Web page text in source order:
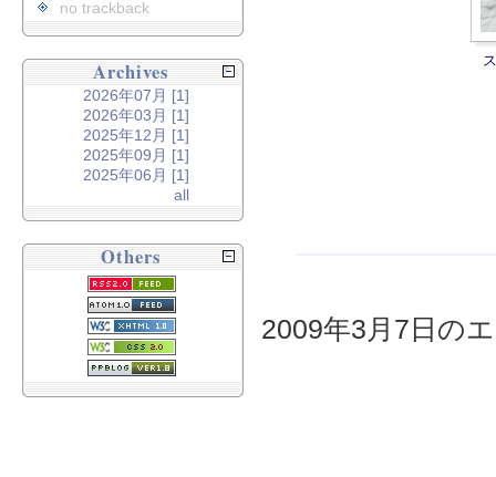
2009年3月7日の
no trackback
Archives
2026年07月 [1]
2026年03月 [1]
2025年12月 [1]
2025年09月 [1]
2025年06月 [1]
all
Others